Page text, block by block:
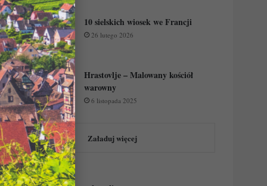
10 sielskich wiosek we Francji
26 lutego 2026
Hrastovlje – Malowany kościół
warowny
6 listopada 2025
Załaduj więcej